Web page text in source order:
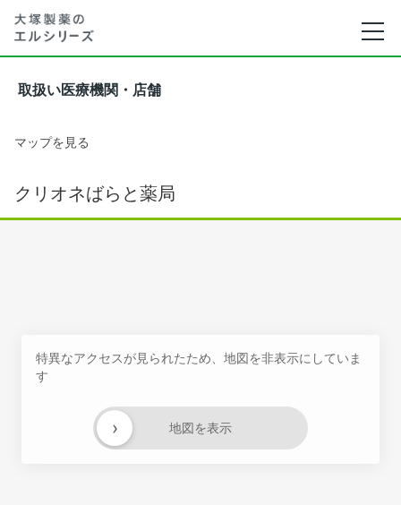
取扱い医療機関・店舗
マップを見る
クリオネばらと薬局
特異なアクセスが見られたため、地図を非表示にしていま
す
地図を表示
›